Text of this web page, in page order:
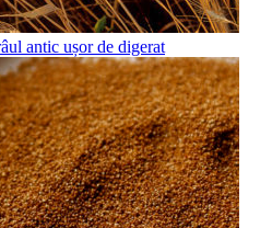
antic ușor de digerat